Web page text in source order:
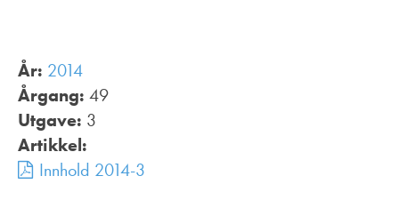
År: 2014
Årgang: 49
Utgave: 3
Artikkel:
Innhold 2014-3